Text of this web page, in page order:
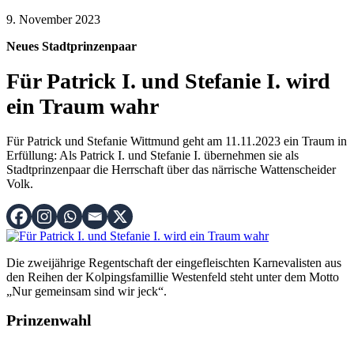
9. November 2023
Neues Stadtprinzenpaar
Für Patrick I. und Stefanie I. wird
ein Traum wahr
Für Patrick und Stefanie Wittmund geht am 11.11.2023 ein Traum in
Erfüllung: Als Patrick I. und Stefanie I. übernehmen sie als
Stadtprinzenpaar die Herrschaft über das närrische Wattenscheider
Volk.
Die zweijährige Regentschaft der eingefleischten Karnevalisten aus
den Reihen der Kolpingsfamillie Westenfeld steht unter dem Motto
„Nur gemeinsam sind wir jeck“.
Prinzenwahl